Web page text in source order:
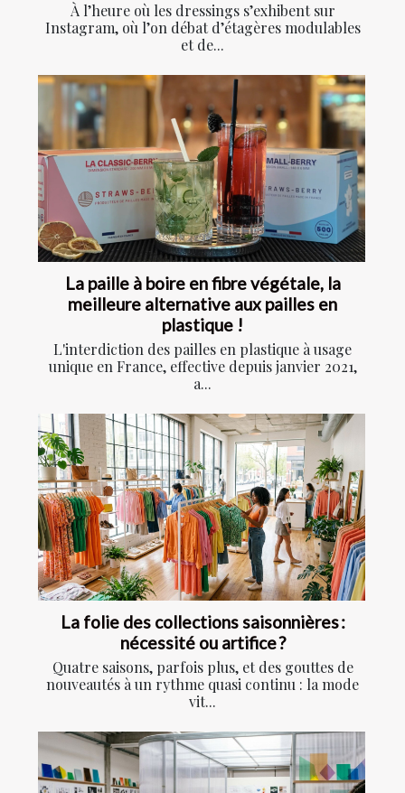
À l’heure où les dressings s’exhibent sur
Instagram, où l’on débat d’étagères modulables
et de...
La paille à boire en fibre végétale, la
meilleure alternative aux pailles en
plastique !
L'interdiction des pailles en plastique à usage
unique en France, effective depuis janvier 2021,
a...
La folie des collections saisonnières :
nécessité ou artifice ?
Quatre saisons, parfois plus, et des gouttes de
nouveautés à un rythme quasi continu : la mode
vit...